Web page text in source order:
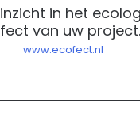
in het
van uw project.
www.ecofect.nl